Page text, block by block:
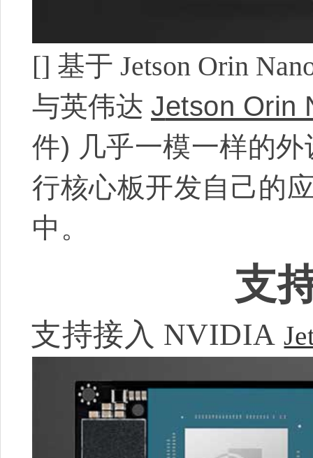
[] 基于 Jetson Orin
与英伟达 Jetson Orin
件) 几乎一模一样的外
行核心板开发自己的
中。
支
支持接入 NVIDIA